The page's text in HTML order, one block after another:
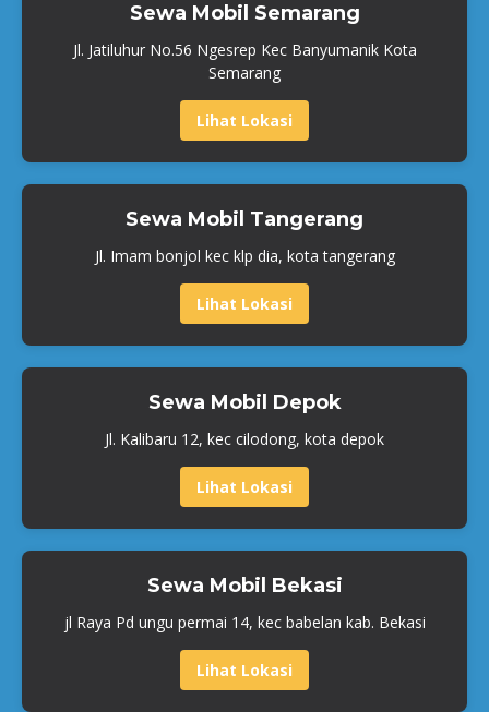
Sewa Mobil Semarang
Jl. Jatiluhur No.56 Ngesrep Kec Banyumanik Kota
Semarang
Lihat Lokasi
Sewa Mobil Tangerang
Jl. Imam bonjol kec klp dia, kota tangerang
Lihat Lokasi
Sewa Mobil Depok
Jl. Kalibaru 12, kec cilodong, kota depok
Lihat Lokasi
Sewa Mobil Bekasi
jl Raya Pd ungu permai 14, kec babelan kab. Bekasi
Lihat Lokasi